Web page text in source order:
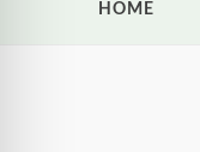
HOME